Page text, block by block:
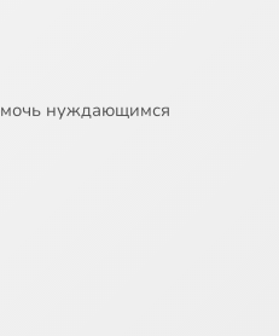
нуждающимся